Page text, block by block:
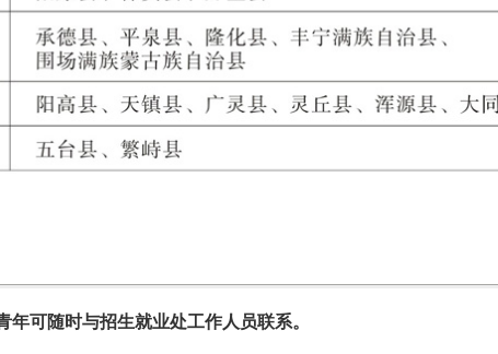
可随时与招生就业处工作人员联系。